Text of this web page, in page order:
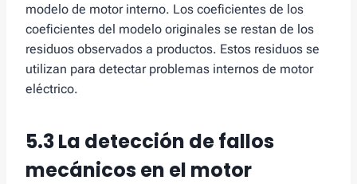
modelo de motor interno. Los coeficientes de los
coeficientes del modelo originales se restan de los
residuos observados a productos. Estos residuos se
utilizan para detectar problemas internos de motor
eléctrico.
5.3 La detección de fallos
mecánicos en el motor